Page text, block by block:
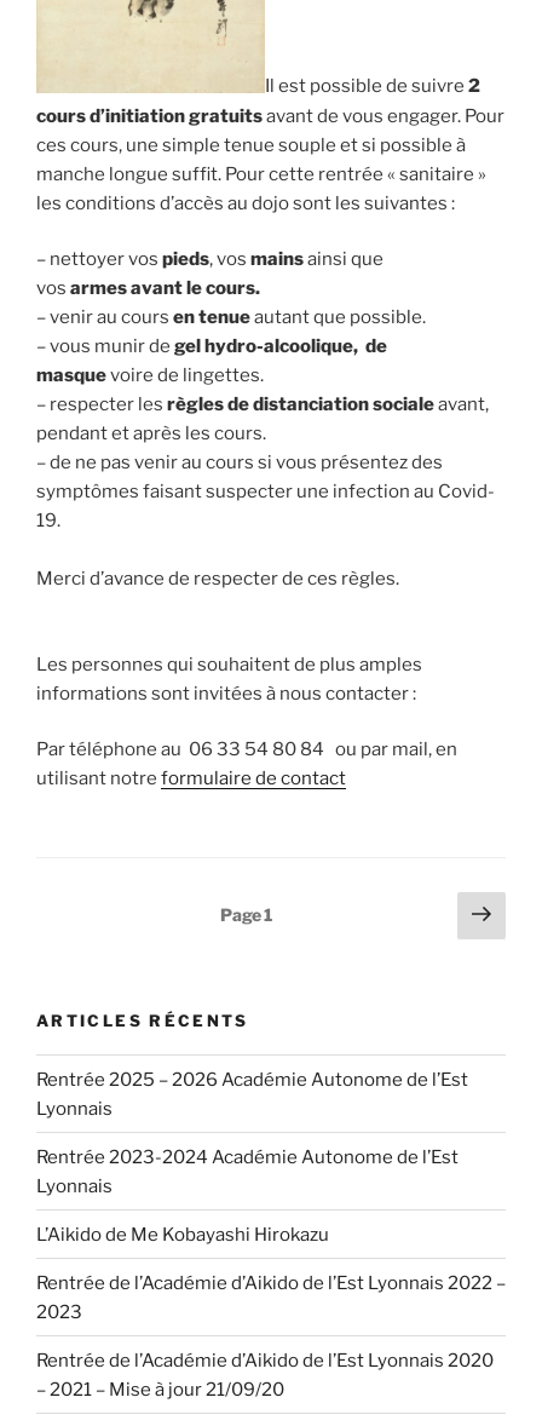
Il est possible de suivre 2
cours d’initiation gratuitsavant de vous engager. Pour
ces cours, une simple tenue souple et si possible à
manche longue suffit. Pour cette rentrée « sanitaire »
les conditions d’accès au dojo sont les suivantes :
– nettoyer vos pieds, vos mainsainsi que
vos armesavant le cours.
– venir au cours en tenueautant que possible.
– vous munir de gel hydro-alcoolique, de
masquevoire de lingettes.
– respecter les règles de distanciation socialeavant,
pendant et après les cours.
– de ne pas venir au cours si vous présentez des
symptômes faisant suspecter une infection au Covid-
19.
Merci d’avance de respecter de ces règles.
Les personnes qui souhaitent de plus amples
informations sont invitées à nous contacter :
Par téléphone au 06 33 54 80 84 ou par mail, en
utilisant notre formulaire de contact
Page1
Page
ARTICLES RÉCENTS
Rentrée 2025 – 2026 Académie Autonome de l’Est
Lyonnais
Rentrée 2023-2024 Académie Autonome de l’Est
Lyonnais
L’Aikido de Me Kobayashi Hirokazu
Rentrée de l’Académie d’Aikido de l’Est Lyonnais 2022 –
2023
Rentrée de l’Académie d’Aikido de l’Est Lyonnais 2020
– 2021 – Mise à jour 21/09/20